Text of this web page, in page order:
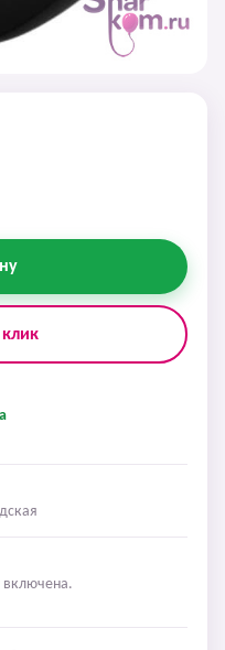
клик
включена.